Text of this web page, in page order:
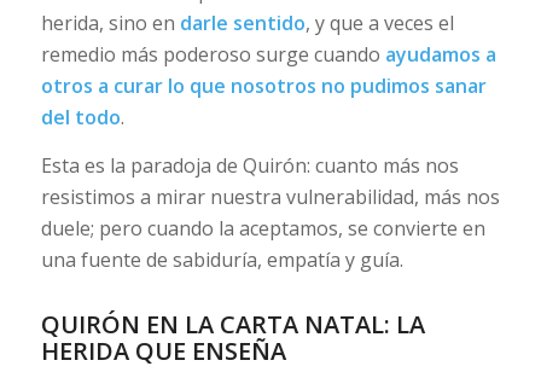
herida, sino en darle sentido, y que a veces el
remedio más poderoso surge cuando ayudamos a
otros a curar lo que nosotros no pudimos sanar
del todo.
Esta es la paradoja de Quirón: cuanto más nos
resistimos a mirar nuestra vulnerabilidad, más nos
duele; pero cuando la aceptamos, se convierte en
una fuente de sabiduría, empatía y guía.
QUIRÓN EN LA CARTA NATAL: LA
HERIDA QUE ENSEÑA